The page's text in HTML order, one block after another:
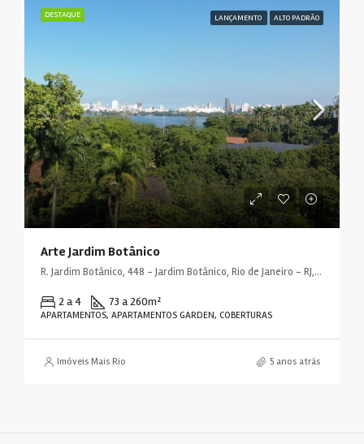
DESTAQUE LANÇAMENTO ALTO PADRÃO
Arte Jardim Botânico
R. Jardim Botânico, 448 - Jardim Botânico, Rio de Janeiro - RJ, 22461-000, Brasil
2 a 4 73 a 260m²
APARTAMENTOS, APARTAMENTOS GARDEN, COBERTURAS
Imóveis Mais Rio 5 anos atrás